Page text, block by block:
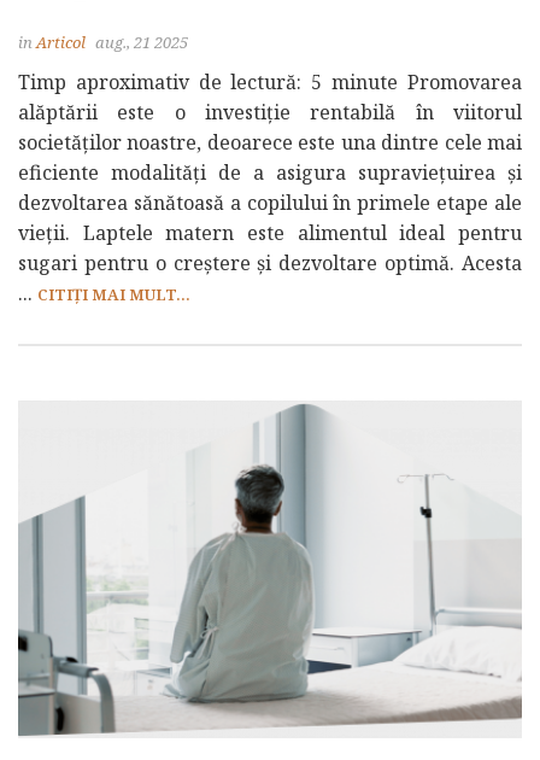
inArticol aug., 21 2025
Timp aproximativ de lectură: 5 minute Promovarea
alăptării este o investiție rentabilă în viitorul
societăților noastre, deoarece este una dintre cele mai
eficiente modalități de a asigura supraviețuirea și
dezvoltarea sănătoasă a copilului în primele etape ale
vieții. Laptele matern este alimentul ideal pentru
sugari pentru o creștere și dezvoltare optimă. Acesta
... CITIȚI MAI MULT...